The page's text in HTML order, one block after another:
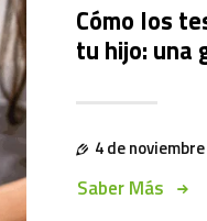
Cómo los
tu hijo: una
4 de
Saber Más